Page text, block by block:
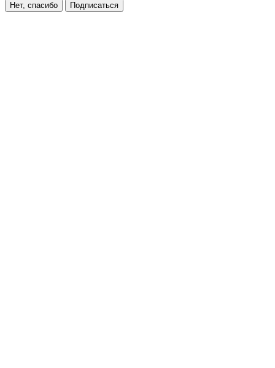
Нет, спасибо Подписаться